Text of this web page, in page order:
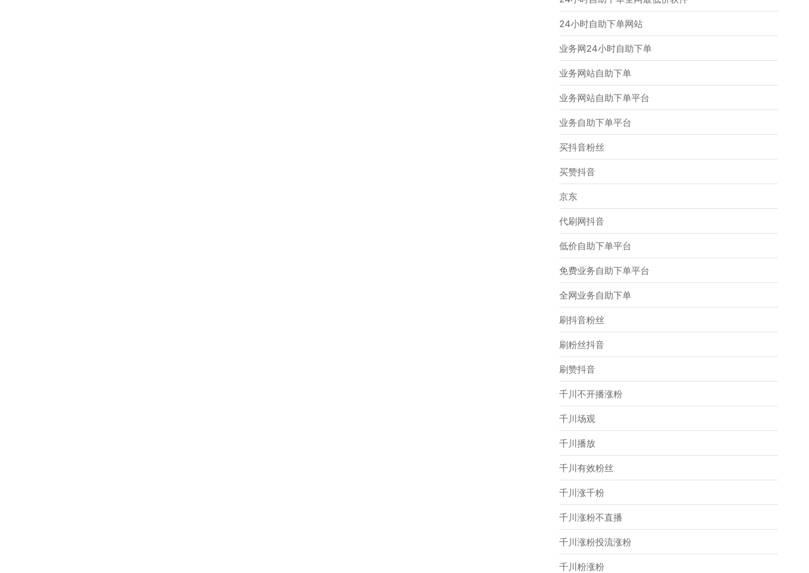
24小时自助下单网站
业务网24小时自助下单
业务网站自助下单
业务网站自助下单平台
业务自助下单平台
买抖音粉丝
买赞抖音
京东
代刷网抖音
低价自助下单平台
免费业务自助下单平台
全网业务自助下单
刷抖音粉丝
刷粉丝抖音
刷赞抖音
千川不开播涨粉
千川场观
千川播放
千川有效粉丝
千川涨千粉
千川涨粉不直播
千川涨粉投流涨粉
千川粉涨粉